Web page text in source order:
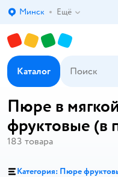
Выбор адреса доставки.
Минск Ещё
Каталог
Пюре в
фруктовые (в
183 товара
Категория: Пюре